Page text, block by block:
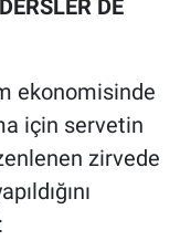
DE
ekonomisinde
için servetin
zirvede